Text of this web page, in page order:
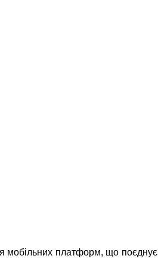
мобільних платформ, що поєднує